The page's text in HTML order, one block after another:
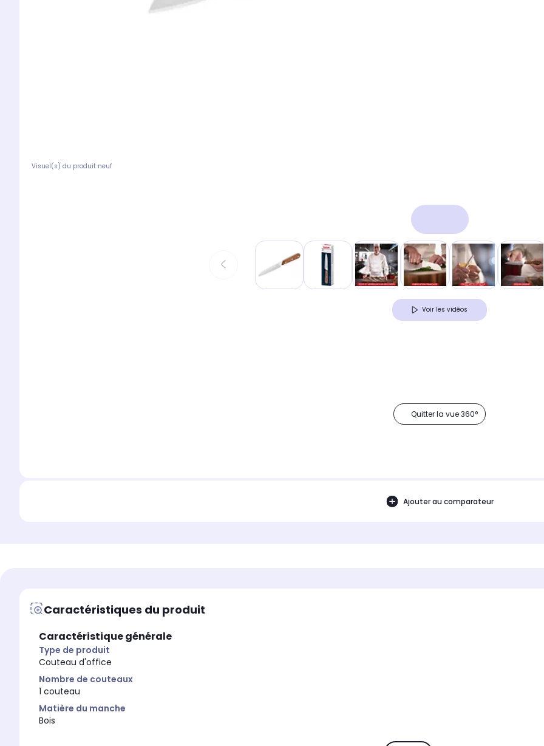
Visuel(s) du produit neuf
Voir les vidéos
Quitter la vue 360°
Ajouter au comparateur
Caractéristiques du produit
Caractéristique générale
Type de produit
Couteau d'office
Nombre de couteaux
1 couteau
Matière du manche
Bois